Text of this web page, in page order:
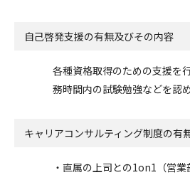
自己啓発支援の有無及びその内容
各種資格取得のための支援を
務時間内の試験勉強などを認め
キャリアコンサルティング制度の有
・直属の上司との1on1（営業